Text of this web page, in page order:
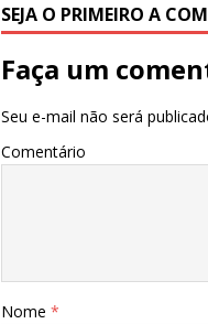
SEJA O PRIMEIRO A
Faça um
Seu e-mail não será
Comentário
Nome *